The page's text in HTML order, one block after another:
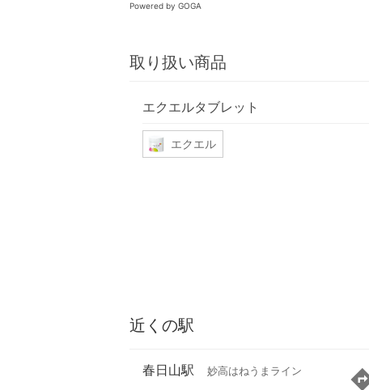
Powered by GOGA
取り扱い商品
エクエルタブレット
エクエル
近くの駅
春日山駅 妙高はねうまライン